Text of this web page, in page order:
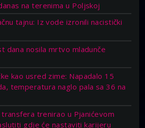
na terenima u Poljskoj
tajnu: Iz vode izronili nacistički
dana nosila mrtvo mladunče
kao usred zime: Napadalo 15
temperatura naglo pala sa 36 na
trenirao u Pjanićevom
gdje će nastaviti karijeru